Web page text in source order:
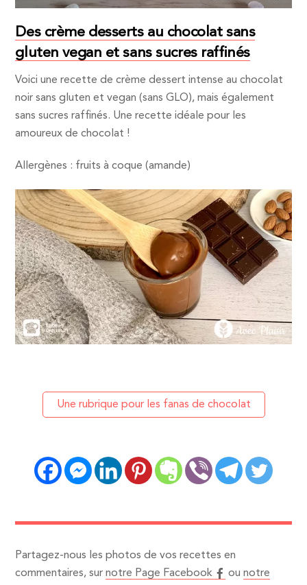
Des crème desserts au chocolat sans
gluten vegan et sans sucres raffinés
Voici une recette de crème dessert intense au chocolat
noir sans gluten et vegan (sans GLO), mais également
sans sucres raffinés. Une recette idéale pour les
amoureux de chocolat !
Allergènes : fruits à coque (amande)
Une rubrique pour les fanas de chocolat
Partagez-nous les photos de vos recettes en
commentaires, surnotre Page Facebook ounotre